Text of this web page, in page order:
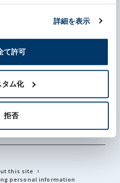
詳細を表示
て許可
タム化
拒否
this site
personal information